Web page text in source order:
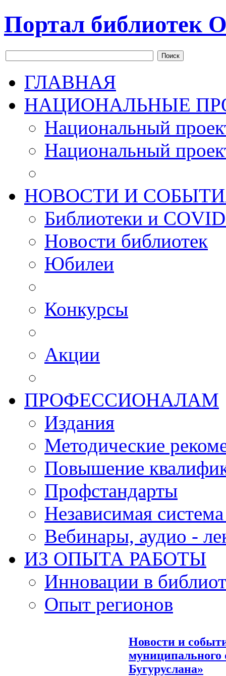
Портал библиотек
Поиск
ГЛАВНАЯ
НАЦИОНАЛЬНЫЕ
Национальный
Национальный
НОВОСТИ И
Библиотеки и
Новости библиотек
Юбилеи
Конкурсы
Акции
ПРОФЕССИОНАЛАМ
Издания
Методические
Повышение
Профстандарты
Независимая
Вебинары, аудио -
ИЗ ОПЫТА РАБОТЫ
Инновации в
Опыт регионов
Новости и
муниципального
Бугуруслана»